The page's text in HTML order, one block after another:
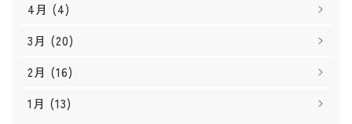
4月 (4)
3月 (20)
2月 (16)
1月 (13)